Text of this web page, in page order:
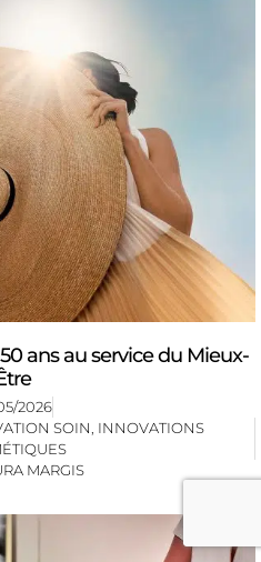
ans au service du Mieux-
2026
SOIN INNOVATIONS
MARGIS